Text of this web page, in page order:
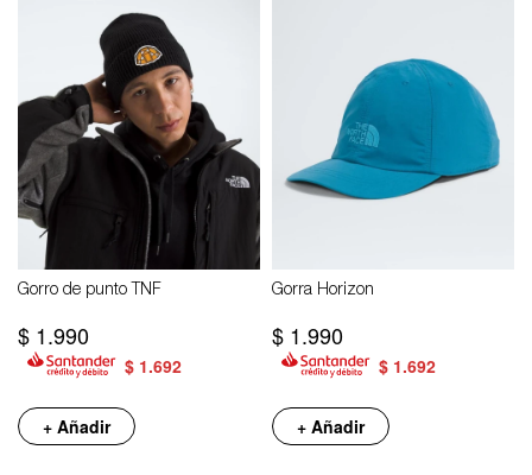
Gorro de punto TNF
$ 1.990
$ 1.692
+ Añadir
Gorra Horizon
$ 1.990
$ 1.692
+ Añadir